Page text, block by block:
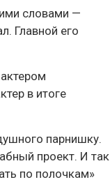
словами —
Главной его
в итоге
парнишку.
проект. И так
по полочкам»